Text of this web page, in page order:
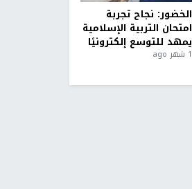
الخضور: نجاح تجربة
امتحان التربية الإسلامية
يمهد للتوسع إلكترونيًا
1 شهر ago